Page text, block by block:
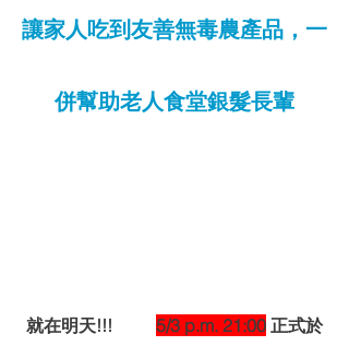
讓家人吃到友善無毒農產品，一
併幫助老人食堂銀髮長輩
就在明天!!! 5/3 p.m. 21:00 正式於